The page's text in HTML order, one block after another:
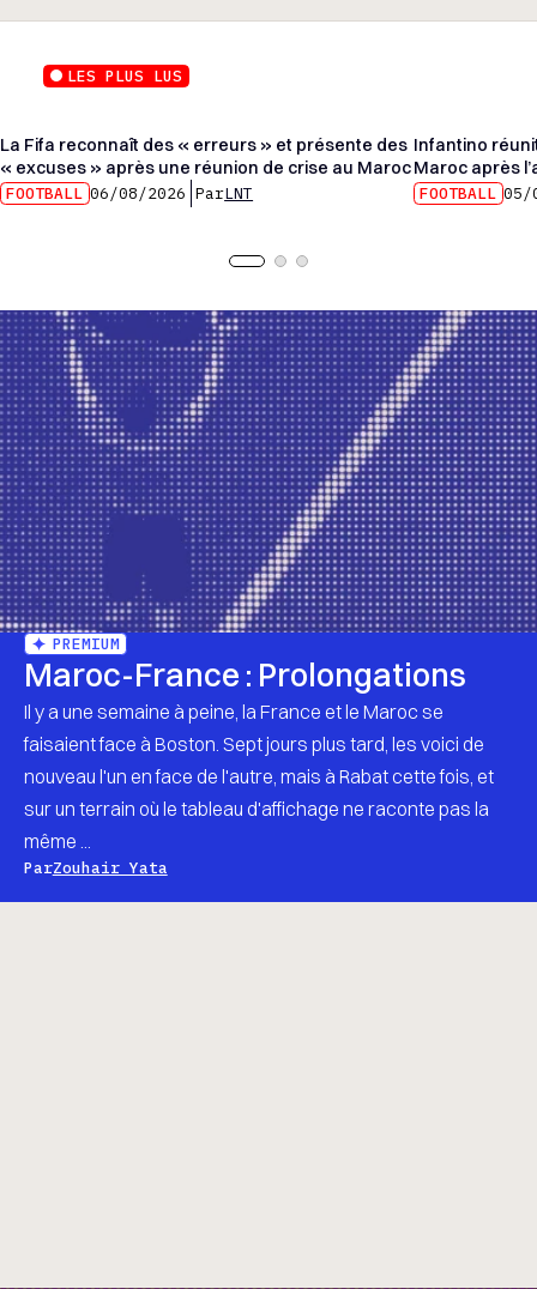
LES PLUS LUS
La Fifa reconnaît des « erreurs » et présente des
« excuses » après une réunion de crise au Maroc
FOOTBALL 06/08/2026 ParLNT
Infantino
Maroc après
FOOTBALL 05/
PREMIUM
Maroc-France : Prolongations
Il y a une semaine à peine, la France et le Maroc se
faisaient face à Boston. Sept jours plus tard, les voici de
nouveau l'un en face de l'autre, mais à Rabat cette fois, et
sur un terrain où le tableau d'affichage ne raconte pas la
même ...
ParZouhair Yata